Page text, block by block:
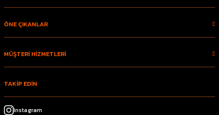
ÖNE ÇIKANLAR
MÜŞTERİ HİZMETLERİ
TAKİP EDİN
Instagram